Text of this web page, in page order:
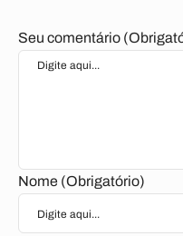
Seu comentário
Nome (Obrigatório)